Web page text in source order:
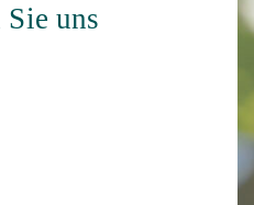
uns